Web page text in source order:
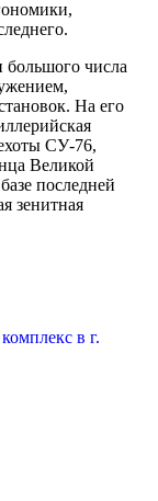
большого числа
На его
СУ-76,
Великой
последней
зенитная